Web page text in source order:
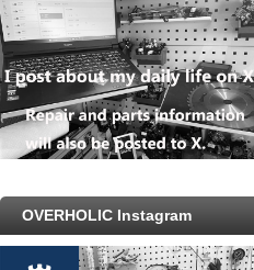
OVERHOLIC Instagram